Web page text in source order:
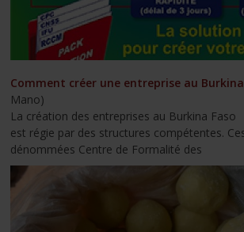
Comment créer une entreprise au Burkina
Mano)
La création des entreprises au Burkina Faso
est régie par des structures compétentes.
dénommées Centre de Formalité des